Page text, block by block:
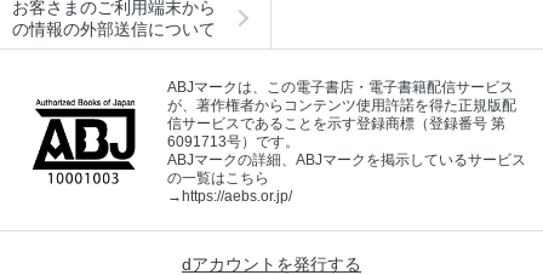
お客さまのご利用端末から
の情報の外部送信について
ABJマークは、この電子書店・電子書籍配信サービス
が、著作権者からコンテンツ使用許諾を得た正規版配
信サービスであることを示す登録商標（登録番号 第
6091713号）です。
ABJマークの詳細、ABJマークを掲示しているサービス
の一覧はこちら
→https://aebs.or.jp/
dアカウントを発行する